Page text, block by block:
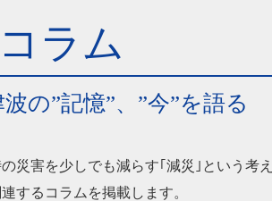
ラム
の”記憶”、”今”を語る
災害を少しでも減らす｢減災｣という考
するコラムを掲載します。